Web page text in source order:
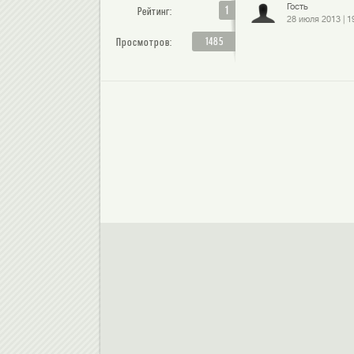
Рейтинг: 1
Просмотров: 1485
Гость
28 июля 2013|